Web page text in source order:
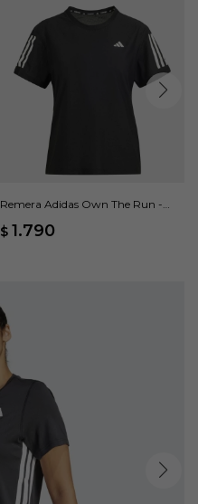
Remera Adidas Own The Run -
$ 1.790